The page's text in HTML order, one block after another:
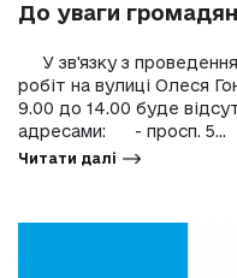
До уваги громадян
У зв'язку з
робіт на вулиці Олеся
9.00 до 14.00 буде
адресами: - просп. 5...
Читати далі